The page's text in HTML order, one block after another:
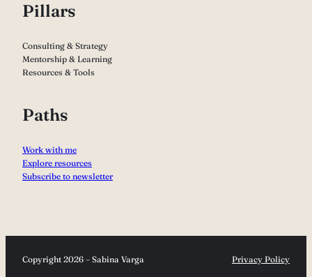
Pillars
Consulting & Strategy
Mentorship & Learning
Resources & Tools
Paths
Work with me
Explore resources
Subscribe to newsletter
Copyright 2026 – Sabina Varga Privacy Policy